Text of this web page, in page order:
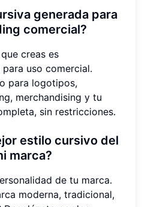
generada para
comercial?
creas es
uso comercial.
para logotipos,
merchandising y tu
sin restricciones.
estilo cursivo del
marca?
de tu marca.
moderna, tradicional,